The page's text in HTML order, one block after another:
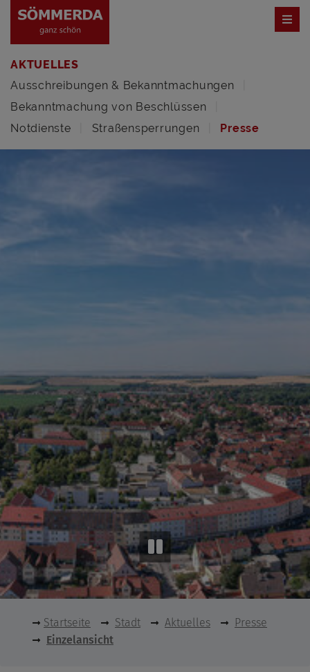
AKTUELLES
Ausschreibungen & Bekanntmachungen
Bekanntmachung von Beschlüssen
Notdienste
Straßensperrungen Presse
Startseite Stadt Aktuelles
Presse
Einzelansicht